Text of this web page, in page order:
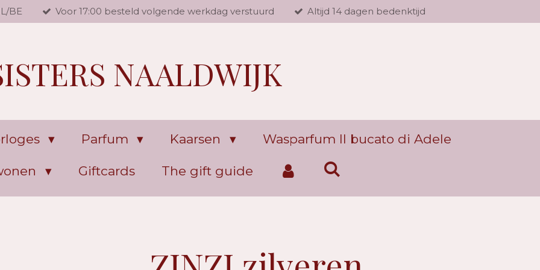
BE Voor 17:00 besteld volgende werkdag verstuurd Altijd 14 dagen bedenktijd
NAALDWIJK
Parfum Kaarsen Wasparfum Il bucato di Adele
Giftcards The gift guide